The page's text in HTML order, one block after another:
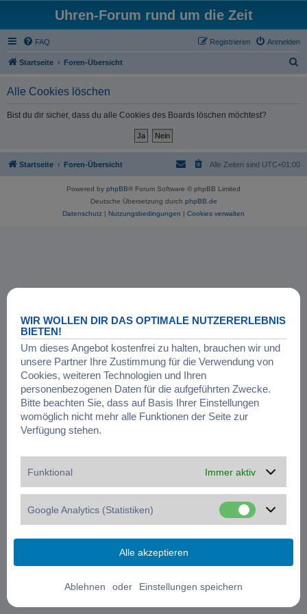
Uhren-Forum rund um die Zeit
FAQ Anmelden
Registrieren
Startseite Foren-Übersicht
Alle Cookies löschen
Bist du dir sicher, dass du alle Cookies des Boards löschen möchtest?
Startseite Foren-Übersicht Alle Zeiten sind UTC+01:00
Powered by phpBB® Forum Software © phpBB Limited
Deutsche Übersetzung durch phpBB.de
Datenschutz | Nutzungsbedingungen | Cookies verwalten
WIR WOLLEN DIR DAS OPTIMALE NUTZERERLEBNIS
BIETEN!
Um dieses Angebot kostenfrei zu halten, brauchen wir und
unsere Partner Ihre Zustimmung für die Verwendung von
Cookies, weiteren Technologien und Ihren
personenbezogenen Daten für die aufgeführten Zwecke.
Bitte beachten Sie, dass auf Basis Ihrer Einstellungen
womöglich nicht mehr alle Funktionen der Seite zur
Verfügung stehen.
Funktional Immer aktiv
Google Analytics (Statistiken)
oder